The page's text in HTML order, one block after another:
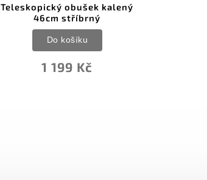
Teleskopický obušek kalený
46cm stříbrný
1 199 Kč
Do košíku